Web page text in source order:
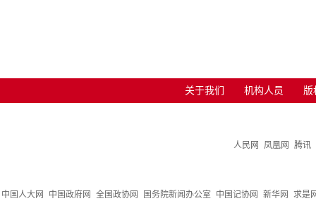
关于我们 机构人员 版
人民网 凤凰网 腾讯
中国人大网 中国政府网 全国政协网 国务院新闻办公室 中国记协网 新华网
求是